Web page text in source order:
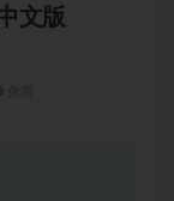
文版